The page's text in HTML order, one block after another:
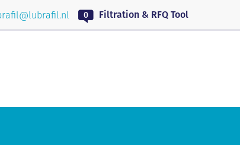
Filtration & RFQ Tool
NL